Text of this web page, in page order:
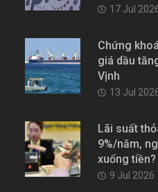
17 Jul
Chứng
giá dầu
Vịnh
13 Jul
Lãi suất
9%/năm,
xuống tiền?
9 Jul 2026